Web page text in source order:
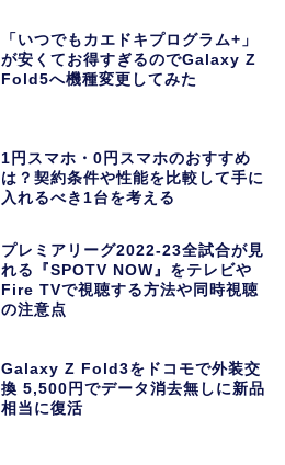
「いつでもカエドキプログラム+」
が安くてお得すぎるのでGalaxy Z
Fold5へ機種変更してみた
1円スマホ・0円スマホのおすすめ
は？契約条件や性能を比較して手に
入れるべき1台を考える
プレミアリーグ2022-23全試合が見
れる『SPOTV NOW』をテレビや
Fire TVで視聴する方法や同時視聴
の注意点
Galaxy Z Fold3をドコモで外装交
換 5,500円でデータ消去無しに新品
相当に復活